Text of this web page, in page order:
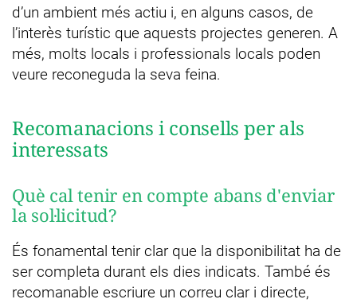
d’un ambient més actiu i, en alguns casos, de
l’interès turístic que aquests projectes generen. A
més, molts locals i professionals locals poden
veure reconeguda la seva feina.
Recomanacions i consells per als
interessats
Què cal tenir en compte abans d'enviar
la sol·licitud?
És fonamental tenir clar que la disponibilitat ha de
ser completa durant els dies indicats. També és
recomanable escriure un correu clar i directe,